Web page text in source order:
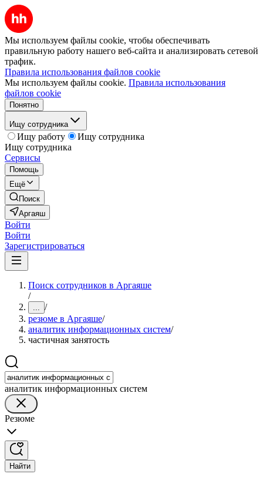
Мы используем файлы cookie, чтобы обеспечивать
правильную работу нашего веб-сайта и анализировать сетевой
трафик.
Правила использования файлов cookie
Мы используем файлы cookie. Правила использования
файлов cookie
Понятно
Ищу сотрудника
Ищу работу
Ищу сотрудника
Ищу сотрудника
Сервисы
Помощь
Ещё
Поиск
Аргаяш
Войти
Войти
Зарегистрироваться
Поиск сотрудников в Аргаяше
/
... /
резюме в Аргаяше/
аналитик информационных систем/
частичная занятость
аналитик информационных систем
Резюме
Найти